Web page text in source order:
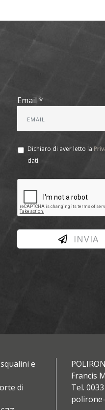
Email *
Dichiaro di aver letto la
dati
INVIA
e
di
Francis
Tel.